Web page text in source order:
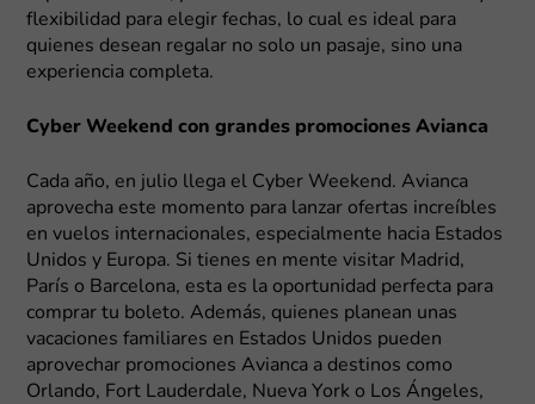
flexibilidad para elegir fechas, lo cual es ideal para
quienes desean regalar no solo un pasaje, sino una
experiencia completa.
Cyber Weekend con grandes promociones Avianca
Cada año, en julio llega el Cyber Weekend. Avianca
aprovecha este momento para lanzar ofertas increíbles
en vuelos internacionales, especialmente hacia Estados
Unidos y Europa. Si tienes en mente visitar Madrid,
París o Barcelona, esta es la oportunidad perfecta para
comprar tu boleto. Además, quienes planean unas
vacaciones familiares en Estados Unidos pueden
aprovechar promociones Avianca a destinos como
Orlando, Fort Lauderdale, Nueva York o Los Ángeles,